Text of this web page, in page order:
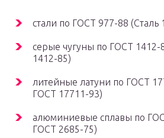
стали по ГОСТ 977-88
серые чугуны по ГОСТ 1412-
1412-85)
литейные латуни по ГОСТ
ГОСТ 17711-93)
алюминиевые сплавы по
ГОСТ 2685-75)